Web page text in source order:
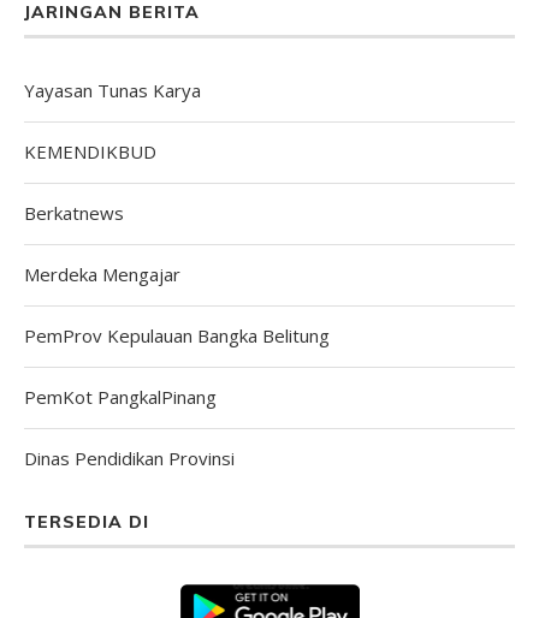
JARINGAN BERITA
Yayasan Tunas Karya
KEMENDIKBUD
Berkatnews
Merdeka Mengajar
PemProv Kepulauan Bangka Belitung
PemKot PangkalPinang
Dinas Pendidikan Provinsi
TERSEDIA DI